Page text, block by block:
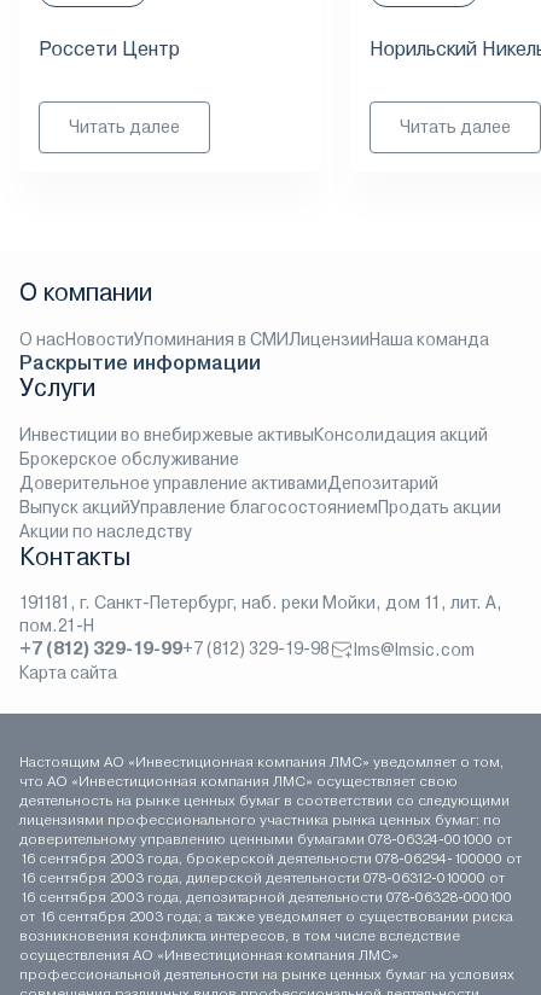
Россети Центр
Читать далее
Норильский
Читать далее
О компании
О насНовостиУпоминания в СМИЛицензииНаша команда
Раскрытие информации
Услуги
Инвестиции во внебиржевые активыКонсолидация акций
Брокерское обслуживание
Доверительное управление активамиДепозитарий
Выпуск акцийУправление благосостояниемПродать акции
Акции по наследству
Контакты
191181, г. Санкт-Петербург, наб. реки Мойки, дом 11, лит. А,
пом.21-Н
+7 (812) 329-19-99+7 (812) 329-19-98
lms@lmsic.com
Карта сайта
Настоящим АО «Инвестиционная компания ЛМС» уведомляет о том,
что АО «Инвестиционная компания ЛМС» осуществляет свою
деятельность на рынке ценных бумаг в соответствии со следующими
лицензиями профессионального участника рынка ценных бумаг: по
доверительному управлению ценными бумагами 078-06324-001000 от
16 сентября 2003 года, брокерской деятельности 078-06294-100000 от
16 сентября 2003 года, дилерской деятельности 078-06312-010000 от
16 сентября 2003 года, депозитарной деятельности 078-06328-000100
от 16 сентября 2003 года; а также уведомляет о существовании риска
возникновения конфликта интересов, в том числе вследствие
осуществления АО «Инвестиционная компания ЛМС»
профессиональной деятельности на рынке ценных бумаг на условиях